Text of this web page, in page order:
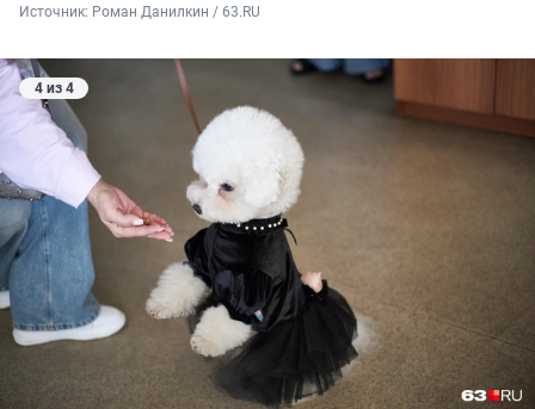
Источник: Роман Данилкин / 63.RU
4 из 4